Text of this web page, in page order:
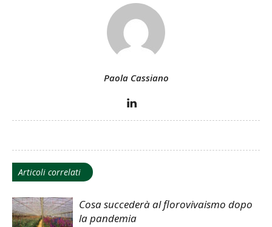
Paola Cassiano
Articoli correlati
Cosa succederà al florovivaismo dopo
la pandemia